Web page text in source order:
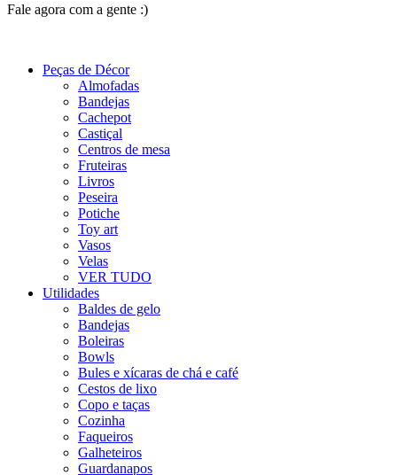
Fale agora com a gente :)
Peças de Décor
Almofadas
Bandejas
Cachepot
Castiçal
Centros de mesa
Fruteiras
Livros
Peseira
Potiche
Toy art
Vasos
Velas
VER TUDO
Utilidades
Baldes de gelo
Bandejas
Boleiras
Bowls
Bules e xícaras de chá e café
Cestos de lixo
Copo e taças
Cozinha
Faqueiros
Galheteiros
Guardanapos